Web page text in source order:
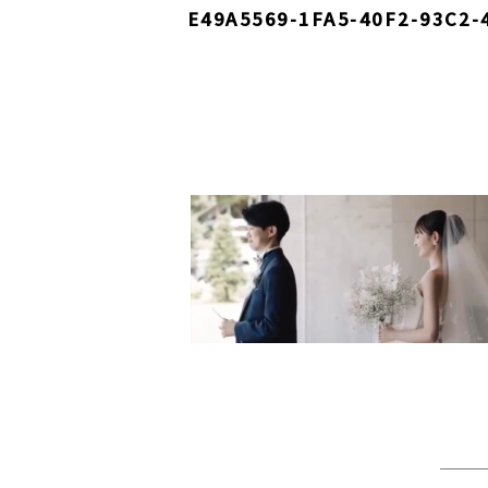
E49A5569-1FA5-40F2-93C2-